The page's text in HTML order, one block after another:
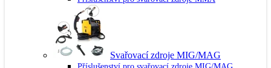
Svařovací zdroje MIG/MAG